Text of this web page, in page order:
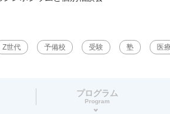
Z世代 予備校 受験 塾 医
プログラム
Program